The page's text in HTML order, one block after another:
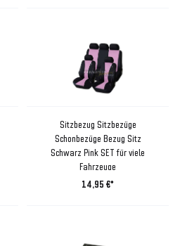
Sitzbezug Sitzbezüge
Schonbezüge Bezug Sitz
Schwarz Pink SET für viele
Fahrzeuge
14,95 €*